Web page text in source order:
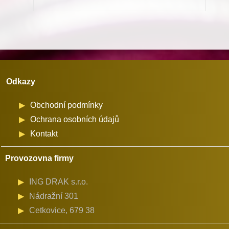
množství
Odkazy
Obchodní podmínky
Ochrana osobních údajů
Kontakt
Provozovna firmy
ING DRAK s.r.o.
Nádražní 301
Cetkovice, 679 38